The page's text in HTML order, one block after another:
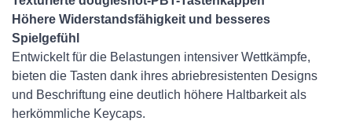
Höhere Widerstandsfähigkeit und besseres
Spielgefühl
Entwickelt für die Belastungen intensiver Wettkämpfe,
bieten die Tasten dank ihres abriebresistenten Designs
und Beschriftung eine deutlich höhere Haltbarkeit als
herkömmliche Keycaps.